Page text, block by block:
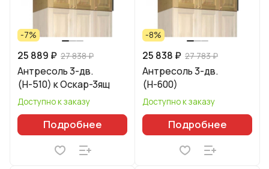
-7%
25 889 ₽ 27 838 ₽
Антресоль 3-дв.
(Н-510) к Оскар-3ящ
Доступно к заказу
Подробнее
-8%
25 838 ₽ 27 783 ₽
Антресоль 3-дв.
(Н-600)
Доступно к заказу
Подробнее